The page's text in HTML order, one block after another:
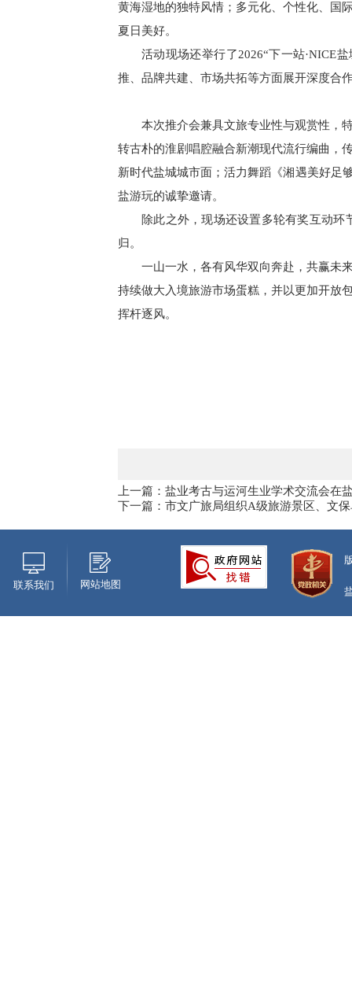
黄海湿地的独特风情； 多元化、个性化、国
夏日美好。
活动现场还举行了2026“下一站·NICE
推、品牌共建、市场共拓等方面展开深度合
本次推介会兼具文旅专业性与观赏性，
转古朴的淮剧唱腔融合新潮现代流行编曲，
新时代盐城城市面；活力舞蹈《湘遇美好足
盐游玩的诚挚邀请。
除此之外，现场还设置多轮有奖互动
归。
一山一水，各有风华双向奔赴，共赢未
持续做大入境旅游市场蛋糕，并以更加开
挥杆逐风。
上一篇：盐业考古与运河生业学术交流会在
下一篇：市文广旅局组织A级旅游景区、文
联系我们 网站地图